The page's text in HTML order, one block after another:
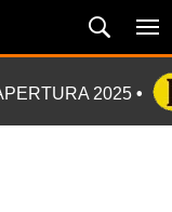
2025